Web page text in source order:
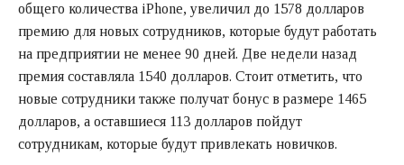
общего количества iPhone, увеличил до 1578 долларов
премию для новых сотрудников, которые будут работать
на предприятии не менее 90 дней. Две недели назад
премия составляла 1540 долларов. Стоит отметить, что
новые сотрудники также получат бонус в размере 1465
долларов, а оставшиеся 113 долларов пойдут
сотрудникам, которые будут привлекать новичков.